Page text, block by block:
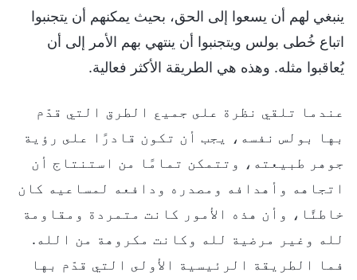
ينبغي لهم أن يسعوا إلى الحق، بحيث يمكنهم أن يتجنبوا
اتباع خُطى بولس ويتجنبوا أن ينتهي بهم الأمر إلى أن
يُعاقبوا مثله. وهذه هي الطريقة الأكثر فعالية.
عندما تلقي نظرة على جميع الطرق التي قدّم
بها بولس نفسه، يجب أن تكون قادرًا على رؤية
جوهر طبيعته، وتتمكن تمامًا من استنتاج أن
اتجاهه وأهدافه ومصدره ودافعه لمساعيه كان
خاطئًا، وأن هذه الأمور كانت متمردة ومقاومة
لله وغير مرضية لله وكانت مكروهة من الله.
فما الطريقة الرئيسية الأولى التي قدّم بها